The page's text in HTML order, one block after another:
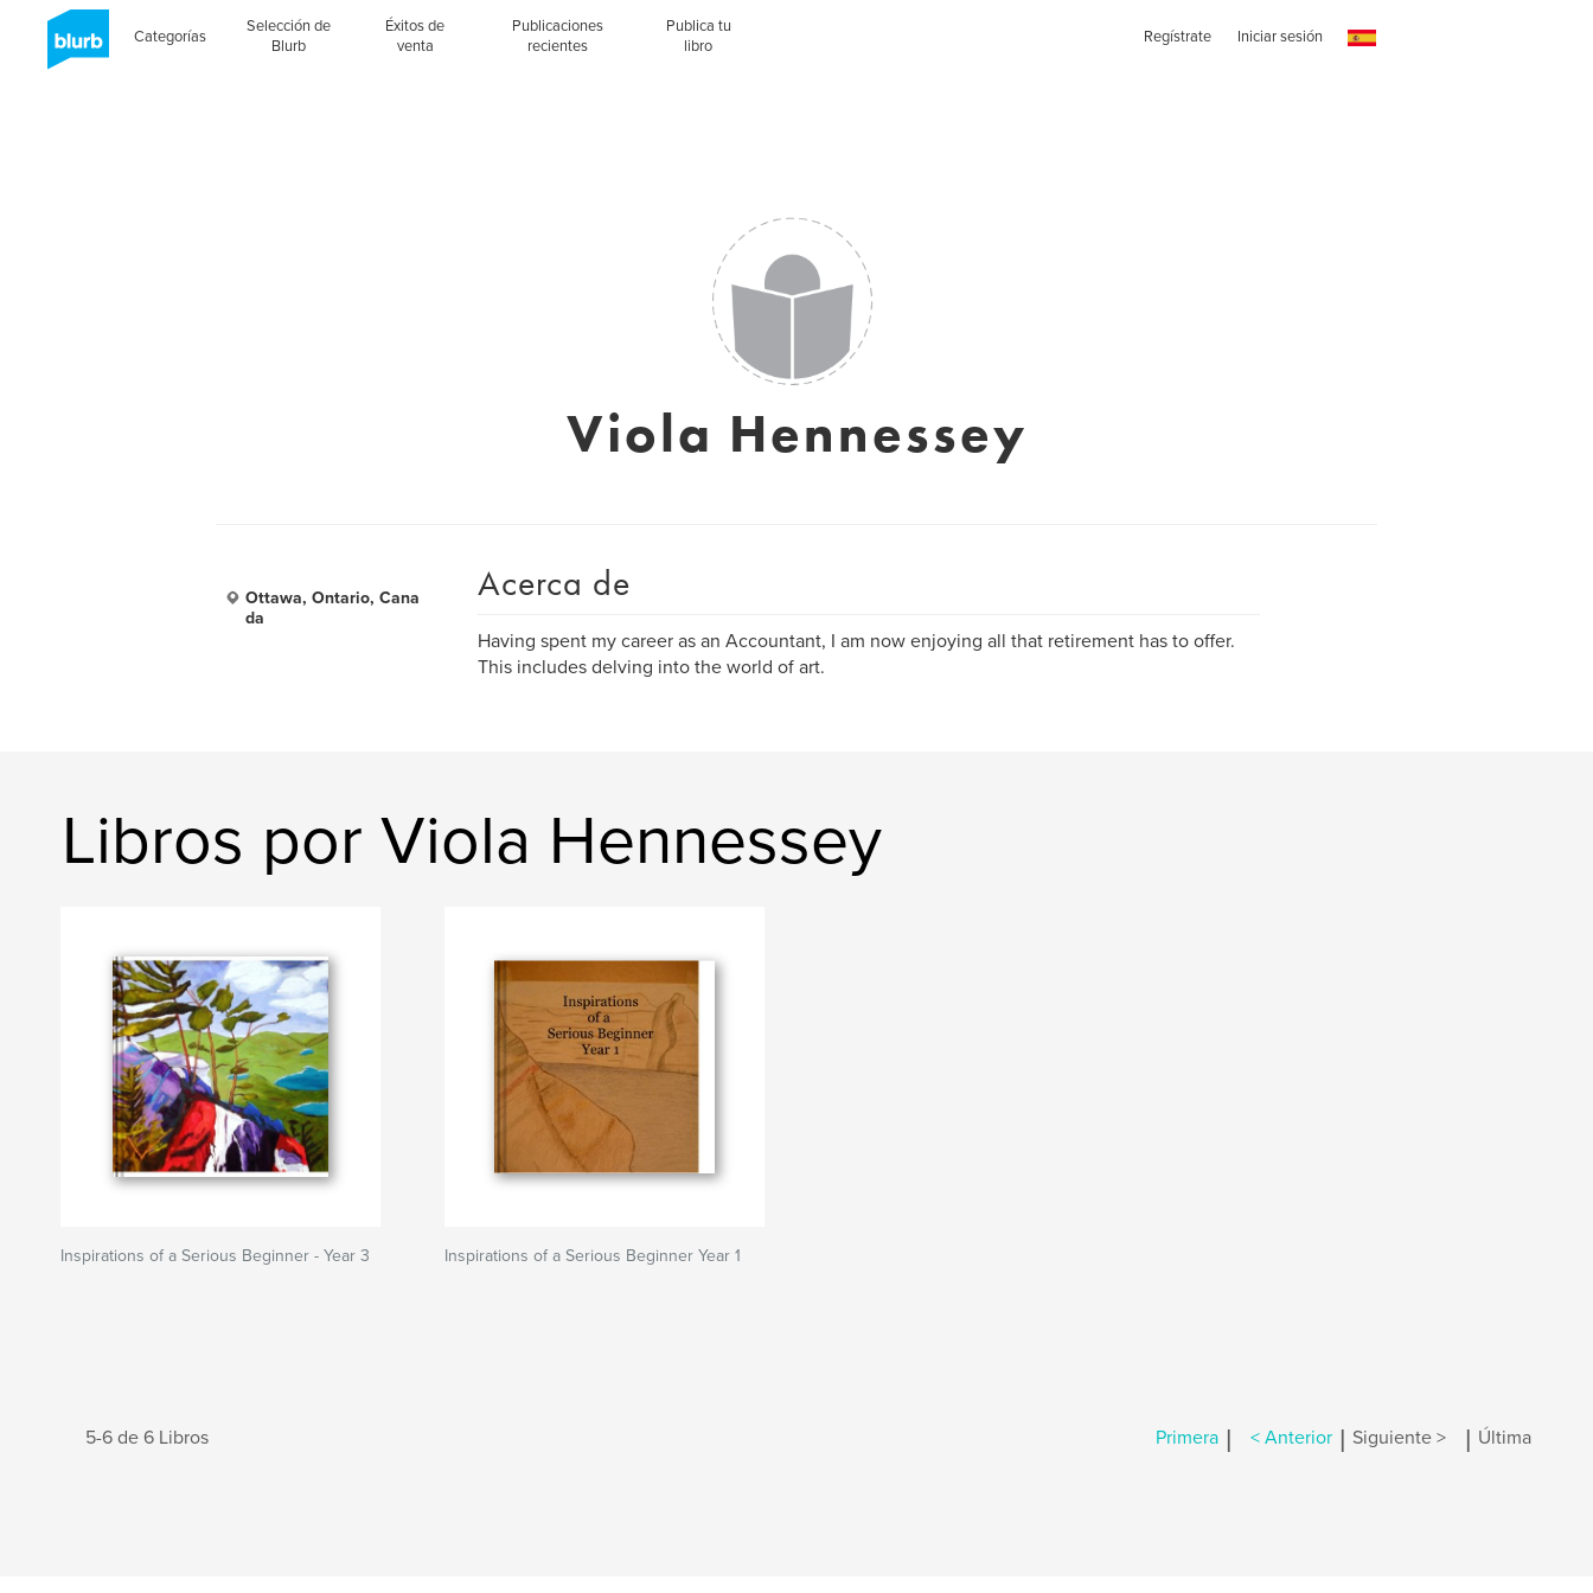
Categorías
Selección de
Blurb
Éxitos de
venta
Publicaciones
recientes
Publica tu
libro
Regístrate Iniciar sesión
Viola Hennessey
Ottawa, Ontario, Cana
da
Acerca de
Having spent my career as an Accountant, I am now enjoying all that retirement has to offer.
This includes delving into the world of art.
Libros por Viola Hennessey
Inspirations of a Serious Beginner - Year 3 Inspirations of a Serious Beginner Year 1
5-6 de 6 Libros Primera | < Anterior | Siguiente > | Última